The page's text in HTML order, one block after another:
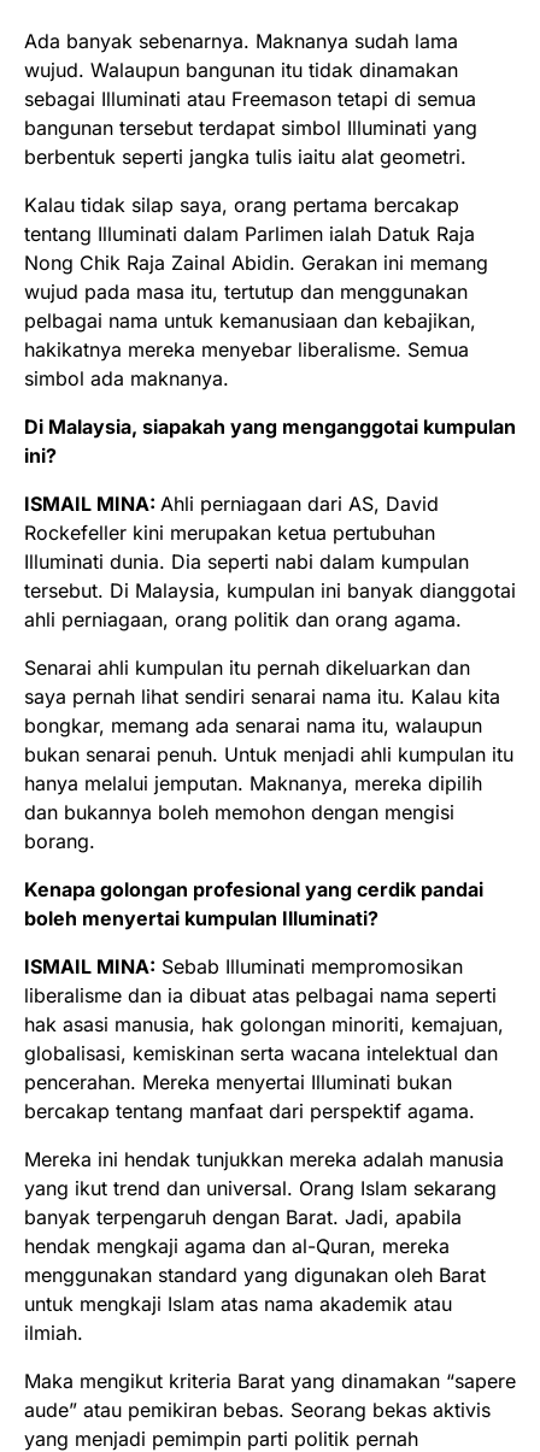
Ada banyak sebenarnya. Maknanya sudah lama
wujud. Walaupun bangunan itu tidak dinamakan
sebagai Illuminati atau Freemason tetapi di semua
bangunan tersebut terdapat simbol Illuminati yang
berbentuk seperti jangka tulis iaitu alat geometri.
Kalau tidak silap saya, orang pertama bercakap
tentang Illuminati dalam Parlimen ialah Datuk Raja
Nong Chik Raja Zainal Abidin. Gerakan ini memang
wujud pada masa itu, tertutup dan menggunakan
pelbagai nama untuk kemanusiaan dan kebajikan,
hakikatnya mereka menyebar liberalisme. Semua
simbol ada maknanya.
Di Malaysia, siapakah yang menganggotai kumpulan
ini?
ISMAIL MINA: Ahli perniagaan dari AS, David
Rockefeller kini merupakan ketua pertubuhan
Illuminati dunia. Dia seperti nabi dalam kumpulan
tersebut. Di Malaysia, kumpulan ini banyak dianggotai
ahli perniagaan, orang politik dan orang agama.
Senarai ahli kumpulan itu pernah dikeluarkan dan
saya pernah lihat sendiri senarai nama itu. Kalau kita
bongkar, memang ada senarai nama itu, walaupun
bukan senarai penuh. Untuk menjadi ahli kumpulan itu
hanya melalui jemputan. Maknanya, mereka dipilih
dan bukannya boleh memohon dengan mengisi
borang.
Kenapa golongan profesional yang cerdik pandai
boleh menyertai kumpulan Illuminati?
ISMAIL MINA: Sebab Illuminati mempromosikan
liberalisme dan ia dibuat atas pelbagai nama seperti
hak asasi manusia, hak golongan minoriti, kemajuan,
globalisasi, kemiskinan serta wacana intelektual dan
pencerahan. Mereka menyertai Illuminati bukan
bercakap tentang manfaat dari perspektif agama.
Mereka ini hendak tunjukkan mereka adalah manusia
yang ikut trend dan universal. Orang Islam sekarang
banyak terpengaruh dengan Barat. Jadi, apabila
hendak mengkaji agama dan al-Quran, mereka
menggunakan standard yang digunakan oleh Barat
untuk mengkaji Islam atas nama akademik atau
ilmiah.
Maka mengikut kriteria Barat yang dinamakan “sapere
aude” atau pemikiran bebas. Seorang bekas aktivis
yang menjadi pemimpin parti politik pernah